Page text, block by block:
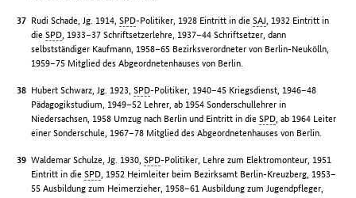
Rudi Schade, Jg. 1914,SPD-Politiker, 1928 Eintritt in dieSAJ , 1932 Eintritt in
dieSPD , 1933–37 Schriftsetzerlehre, 1937–44 Schriftsetzer, dann
selbstständiger Kaufmann, 1958–65 Bezirksverordneter von Berlin-Neukölln,
1959–75 Mitglied des Abgeordnetenhauses von Berlin.
Hubert Schwarz, Jg. 1923,SPD-Politiker, 1940–45 Kriegsdienst, 1946–48
Pädagogikstudium, 1949–52 Lehrer, ab 1954 Sonderschullehrer in
Niedersachsen, 1958 Umzug nach Berlin und Eintritt in dieSPD , ab 1964 Leiter
einer Sonderschule, 1967–78 Mitglied des Abgeordnetenhauses von Berlin.
Waldemar Schulze, Jg. 1930,SPD-Politiker, Lehre zum Elektromonteur, 1951
Eintritt in dieSPD , 1952 Heimleiter beim Bezirksamt Berlin-Kreuzberg, 1953–
55 Ausbildung zum Heimerzieher, 1958–61 Ausbildung zum Jugendpfleger,